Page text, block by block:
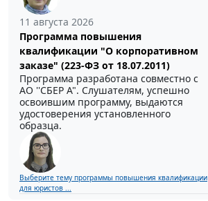
11 августа 2026
Программа повышения
квалификации "О корпоративном
заказе" (223-ФЗ от 18.07.2011)
Программа разработана совместно с
АО ''СБЕР А". Слушателям, успешно
освоившим программу, выдаются
удостоверения установленного
образца.
Выберите тему программы повышения квалификации
для юристов ...